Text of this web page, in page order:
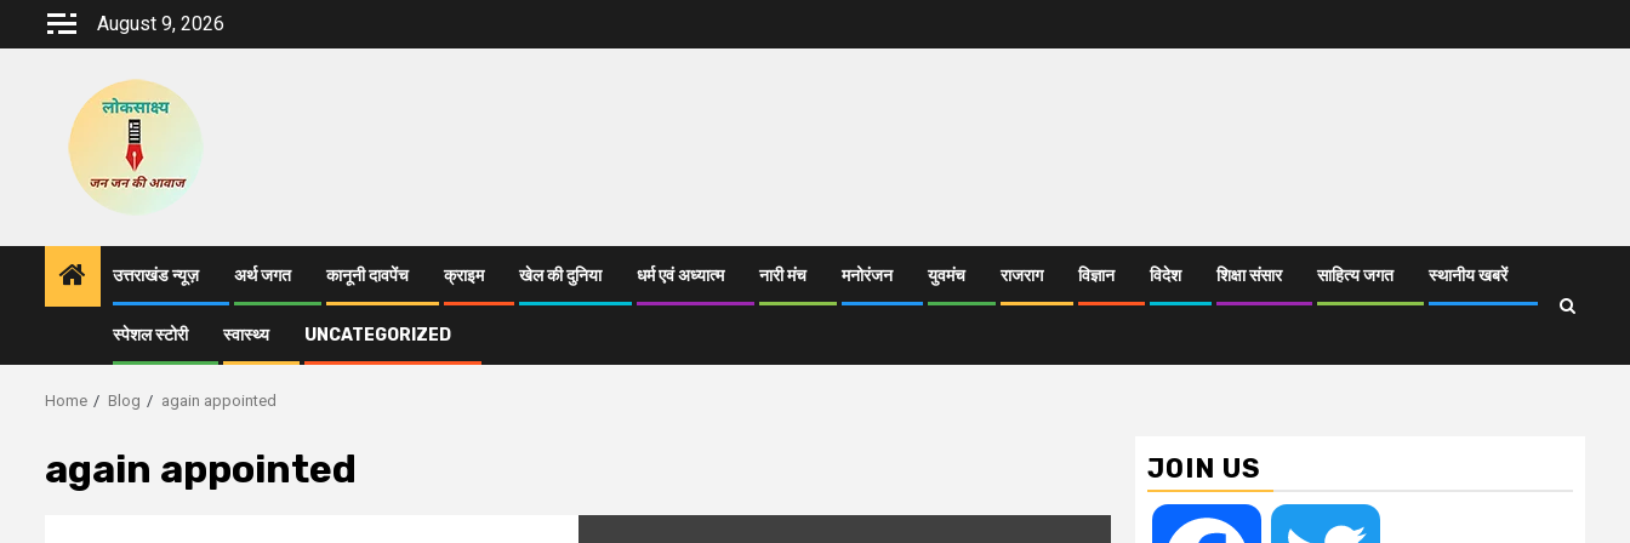
August 9, 2026
उत्तराखंड न्यूज़ अर्थ जगत कानूनी दावपेंच क्राइम खेल की दुनिया धर्म एवं अध्यात्म नारी मंच मनोरंजन युवमंच राजराग विज्ञान विदेश शिक्षा संसार साहित्य जगत स्थानीय खबरें
स्पेशल स्टोरी स्वास्थ्य UNCATEGORIZED
Home Blog again appointed
again appointed JOIN US